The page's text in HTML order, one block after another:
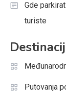
Gde
turiste
Putovanja